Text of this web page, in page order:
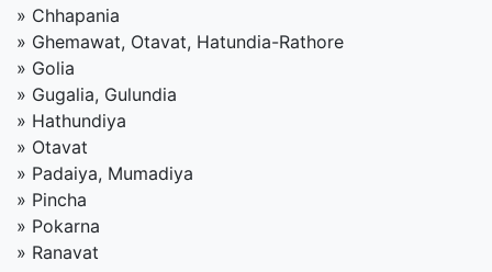
» Chhapania
» Ghemawat, Otavat, Hatundia-Rathore
» Golia
» Gugalia, Gulundia
» Hathundiya
» Otavat
» Padaiya, Mumadiya
» Pincha
» Pokarna
» Ranavat